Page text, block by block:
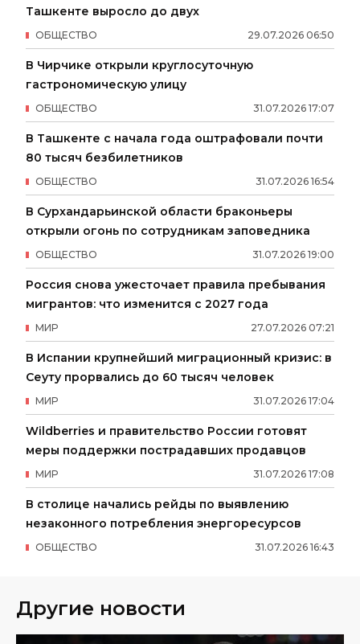
Ташкенте выросло до двух
29.07.2026 06:50
ОБЩЕСТВО
В Чирчике открыли круглосуточную
гастрономическую улицу
31.07.2026 17:07
ОБЩЕСТВО
В Ташкенте с начала года оштрафовали почти
80 тысяч безбилетников
31.07.2026 16:54
ОБЩЕСТВО
В Сурхандарьинской области браконьеры
открыли огонь по сотрудникам заповедника
31.07.2026 19:00
ОБЩЕСТВО
Россия снова ужесточает правила пребывания
мигрантов: что изменится с 2027 года
27.07.2026 07:21
МИР
В Испании крупнейший миграционный кризис: в
Сеуту прорвались до 60 тысяч человек
31.07.2026 17:04
МИР
Wildberries и правительство России готовят
меры поддержки пострадавших продавцов
31.07.2026 17:08
МИР
В столице начались рейды по выявлению
незаконного потребления энергоресурсов
31.07.2026 16:43
ОБЩЕСТВО
Другие новости